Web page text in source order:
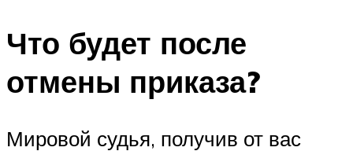
Что будет после
отмены приказа?
Мировой судья, получив от вас